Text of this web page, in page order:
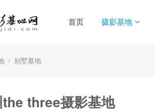
首页 摄影基地
别墅基地
three摄影基地